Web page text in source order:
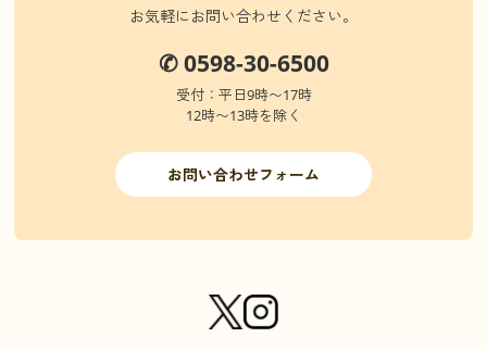
お気軽にお問い合わせください。
✆ 0598-30-6500
受付：平日9時〜17時
12時〜13時を除く
お問い合わせフォーム